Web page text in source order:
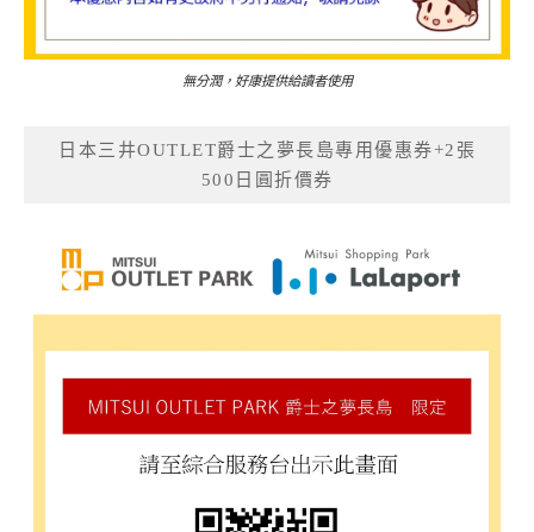
無分潤，好康提供給讀者使用
日本三井OUTLET爵士之夢長島專用優惠券+2張
500日圓折價券